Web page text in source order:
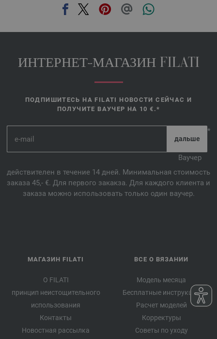
ИНТЕРНЕТ-МАГАЗИН FILATI
ПОДПИШИТЕСЬ НА FILATI НОВОСТИ СЕЙЧАС И
ПОЛУЧИТЕ ВАУЧЕР НА 10 €.*
*
Ваучер
действителен в течение 14 дней. Минимальная стоимость
заказа 45,- €. Для первого закакза. Для каждого клиента и
заказа можно использовать только один ваучер.
МАГАЗИН FILATI
О FILATI
принцип неистощительного
использования
Контакты
Новостная рассылка
ВСЕ О ВЯЗАНИИ
Модель месяца
Бесплатные инструкции
Расчет моделей
Корректуры
Советы по уходу